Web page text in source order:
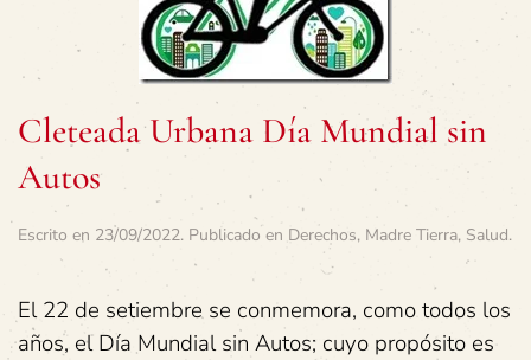
Cleteada Urbana Día Mundial sin
Autos
Escrito en 23/09/2022. Publicado en Derechos, Madre Tierra, Salud.
El 22 de setiembre se conmemora, como todos los
años, el Día Mundial sin Autos; cuyo propósito es